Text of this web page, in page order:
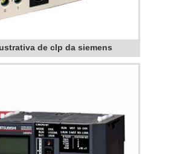
de clp da siemens